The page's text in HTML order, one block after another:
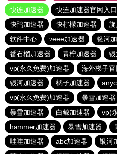
快连加速器
快连加速器官网入口
快鸭加速器
快柠檬加速器 旋
软件中心
veee加速器 银河
番石榴加速器
青柠加速器
银
vp(永久免费)加速器
海外梯子官
银河加速器
橘子加速器
vp(永久免费)加速器
暴雪加速器
暴雪加速器
白鲸加速器
vp(
hammer加速器
暴雪加速器
哇哇加速器
abc加速器 银河